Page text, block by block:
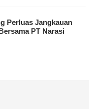
Perluas Jangkauan
PT Narasi